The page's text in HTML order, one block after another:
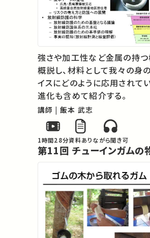
強さや加工性など金属の持
概説し、材料として我々の身
イスにどのように応用されて
進化も含めて紹介する。
講師 | 飯本 武志
1時間28分資料ありながら聞き可
第11回 チューインガム